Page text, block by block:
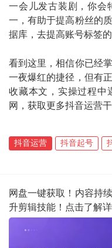
一会儿发古装剧，你会
一，有助于提高粉丝的
据库，去提高账号标签的
看到这里，相信你已经
一夜爆红的捷径，但有
收藏本文，实操过程中
网，获取更多抖音运营干
抖音运营 抖音起号
网盘一键获取！内容持
升剪辑技能！点击了解